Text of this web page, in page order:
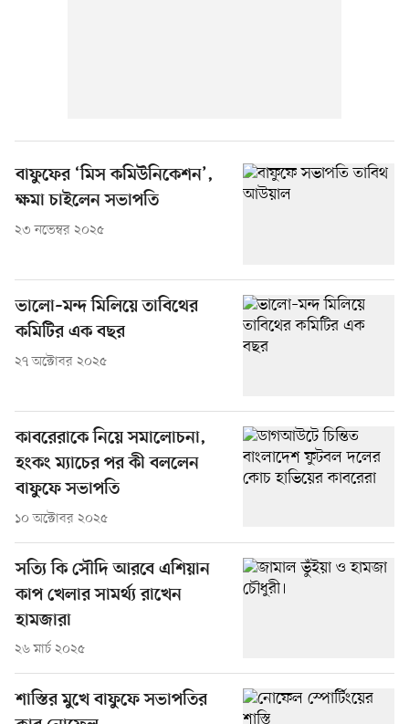
বাফুফের ‘মিস কমিউনিকেশন’,
ক্ষমা চাইলেন সভাপতি
২৩ নভেম্বর ২০২৫
ভালো–মন্দ মিলিয়ে তাবিথের
কমিটির এক বছর
২৭ অক্টোবর ২০২৫
কাবরেরাকে নিয়ে সমালোচনা,
হংকং ম্যাচের পর কী বললেন
বাফুফে সভাপতি
১০ অক্টোবর ২০২৫
সত্যি কি সৌদি আরবে এশিয়ান
কাপ খেলার সামর্থ্য রাখেন
হামজারা
২৬ মার্চ ২০২৫
শাস্তির মুখে বাফুফে সভাপতির